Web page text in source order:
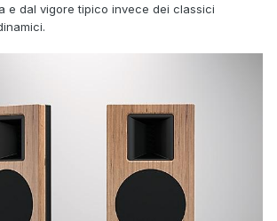
e dal vigore tipico invece dei classici